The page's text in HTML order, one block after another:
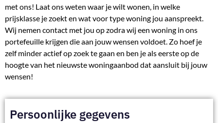
met ons! Laat ons weten waar je wilt wonen, in welke
prijsklasse je zoekt en wat voor type woning jou aanspreekt.
Wij nemen contact met jou op zodra wij een woning in ons
portefeuille krijgen die aan jouw wensen voldoet. Zo hoef je
zelf minder actief op zoek te gaan en ben je als eerste op de
hoogte van het nieuwste woningaanbod dat aansluit bij jouw
wensen!
Persoonlijke gegevens